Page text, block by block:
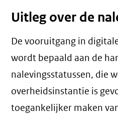
Uitleg over de
De vooruitgang in
wordt bepaald aan de
nalevingsstatussen, die
overheidsinstantie is
toegankelijker maken